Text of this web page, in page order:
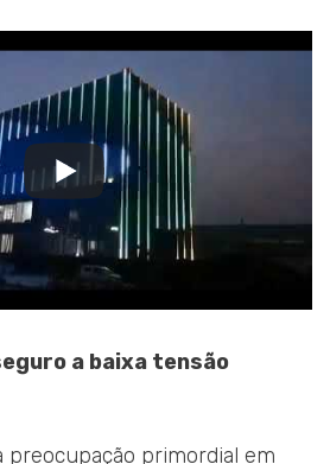
a baixa tensão
preocupação primordial em